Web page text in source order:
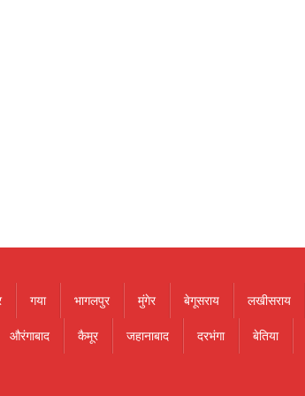
गया भागलपुर मुंगेर बेगूसराय लखीसराय
औरंगाबाद कैमूर जहानाबाद दरभंगा बेतिया